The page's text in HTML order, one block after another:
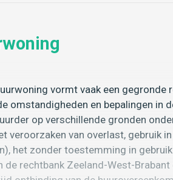
vormt vaak een gegronde
omstandigheden en bepalingen in
op verschillende gronden
veroorzaken van overlast, gebruik
het zonder toestemming in
de rechtbank Zeeland-West-